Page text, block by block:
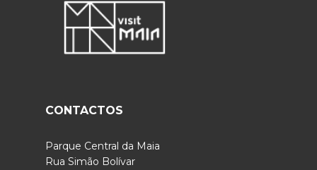
CONTACTOS
Parque Central da Maia
Rua Simão Bolívar